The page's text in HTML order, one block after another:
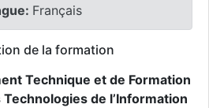
Français
de la formation
Technique et de Formation
de l’Information